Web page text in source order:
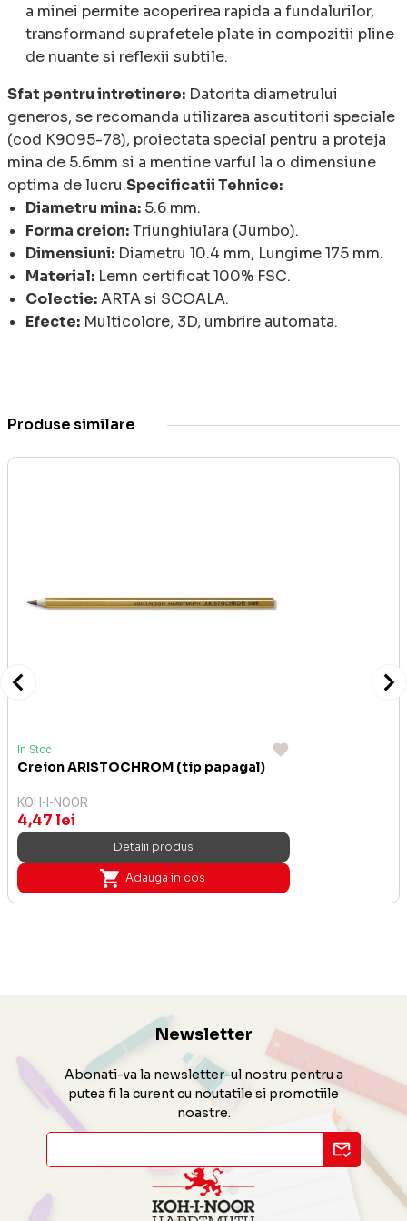
a minei permite acoperirea rapida a fundalurilor,
transformand suprafetele plate in compozitii pline
de nuante si reflexii subtile.
Sfat pentru intretinere: Datorita diametrului
generos, se recomanda utilizarea ascutitorii speciale
(cod K9095-78), proiectata special pentru a proteja
mina de 5.6mm si a mentine varful la o dimensiune
optima de lucru.Specificatii Tehnice:
Diametru mina: 5.6 mm.
Forma creion:Triunghiulara (Jumbo).
Dimensiuni: Diametru 10.4 mm, Lungime 175 mm.
Material: Lemn certificat 100% FSC.
Colectie:ARTA si SCOALA.
Efecte: Multicolore, 3D, umbrire automata.
Produse similare
In Stoc
Creion ARISTOCHROM (tip papagal)
KOH-I-NOOR
4,47 lei
Detalii produs
Adauga in cos
Newsletter
Abonati-va la newsletter-ul nostru pentru a
putea fi la curent cu noutatile si promotiile
noastre.